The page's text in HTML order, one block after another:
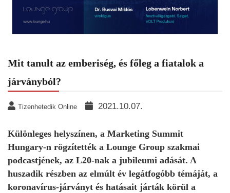
Mit tanult az emberiség, és főleg a fiatalok a
járványból?
Tizenhetedik Online 2021.10.07.
Különleges helyszínen, a Marketing Summit
Hungary-n rögzítették a Lounge Group szakmai
podcastjének, az L20-nak a jubileumi adását. A
huszadik részben az elmúlt év legátfogóbb témáját, a
koronavírus-járványt és hatásait járták körül a